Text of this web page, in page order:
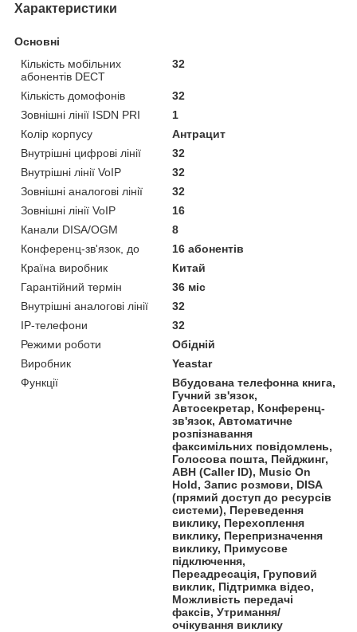
Характеристики
Основні
Кількість мобільних
абонентів DECT
32
Кількість домофонів
32
Зовнішні лінії ISDN PRI
1
Колір корпусу
Антрацит
Внутрішні цифрові лінії
32
Внутрішні лінії VoIP
32
Зовнішні аналогові лінії
32
Зовнішні лінії VoIP
16
Канали DISA/OGM
8
Конференц-зв'язок, до
16 абонентів
Країна виробник
Китай
Гарантійний термін
36 міс
Внутрішні аналогові лінії
32
IP-телефони
32
Режими роботи
Обідній
Виробник
Yeastar
Функції
Вбудована телефонна книга,
Гучний зв'язок,
Автосекретар, Конференц-
зв'язок, Автоматичне
розпізнавання
факсимільних повідомлень,
Голосова пошта, Пейджинг,
АВН (Caller ID), Music On
Hold, Запис розмови, DISA
(прямий доступ до ресурсів
системи), Переведення
виклику, Перехоплення
виклику, Перепризначення
виклику, Примусове
підключення,
Переадресація, Груповий
виклик, Підтримка відео,
Можливість передачі
факсів, Утримання/
очікування виклику